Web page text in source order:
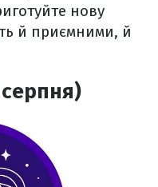
нову
й приємними, й